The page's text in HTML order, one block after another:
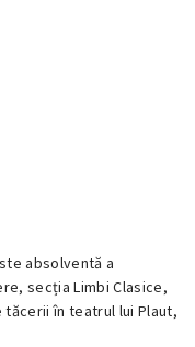
absolventă a
secția Limbi Clasice,
în teatrul lui Plaut,